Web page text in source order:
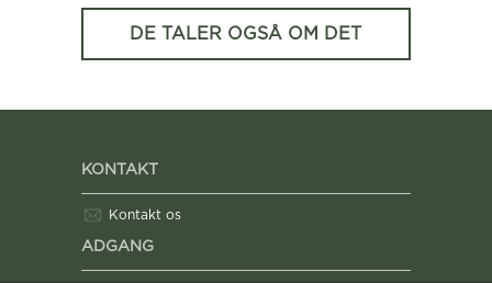
DE TALER OGSÅ OM DET
KONTAKT
Kontakt os
ADGANG